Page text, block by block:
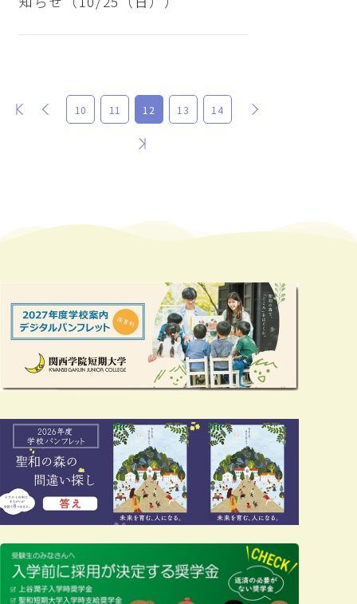
最初 前 10 11 12 13 14
最後